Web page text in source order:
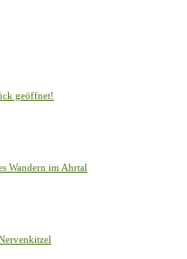
geöffnet!
Wandern im Ahrtal